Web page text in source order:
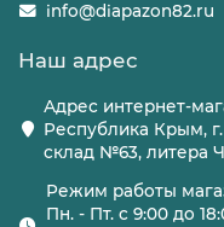
info@diapazon82.ru
Наш адрес
Адрес интернет-
Республика Крым,
склад №63, литера
Режим работы
Пн. - Пт. с 9:00 до